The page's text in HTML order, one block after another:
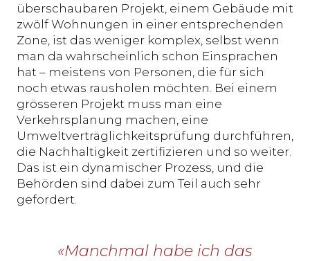
überschaubaren Projekt, einem Gebäude mit
zwölf Wohnungen in einer entsprechenden
Zone, ist das weniger komplex, selbst wenn
man da wahrscheinlich schon Einsprachen
hat – meistens von Personen, die für sich
noch etwas rausholen möchten. Bei einem
grösseren Projekt muss man eine
Verkehrsplanung machen, eine
Umweltverträglichkeitsprüfung durchführen,
die Nachhaltigkeit zertifizieren und so weiter.
Das ist ein dynamischer Prozess, und die
Behörden sind dabei zum Teil auch sehr
gefordert.
«Manchmal habe ich das